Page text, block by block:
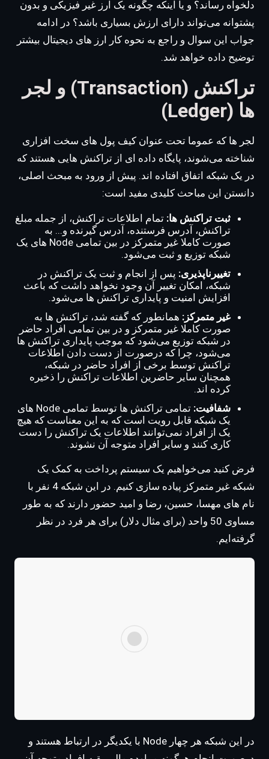
دلخواه رساند؟ و یا اینکه چگونه یک ارز غیر فیزیکی و بدون
پشتوانه می‌تواند دارای ارزش بسیاری باشد؟ در ادامه
جواب این سوال و راجع به نحوه کار ارز های دیجیتال بیشتر
توضیح داده خواهد شد.
تراکنش (Transaction) و لجر
ها (Ledger)
لجر ها که عموما تحت عنوان کیف پول های سخت افزاری
شناخته می‌شوند، پایگاه داده ای از تراکنش هایی هستند که
در یک شبکه اتفاق افتاده اند. پیش از ورود به مبحث اصلی،
دانستن این مباحث کلیدی مفید است:
ثبت تراکنش ها: تمام اطلاعات تراکنش، از جمله مبلغ
تراکنش، آدرس فرستنده، آدرس گیرنده و... به
صورت کاملا غیر متمرکز در بین تمامی Node های یک
شبکه توزیع و ثبت می‌شود.
تغییرناپذیری: پس از انجام و ثبت یک تراکنش در
شبکه، امکان تغییر آن وجود نخواهد داشت که باعث
افزایش امنیت و پایداری تراکنش ها می‌شود.
غیر متمرکز: همانطور که گفته شد، تراکنش ها به
صورت کاملا غیر متمرکز و در بین تمامی افراد حاضر
در شبکه توزیع می‌شود که موجب پایداری تراکنش ها
می‌شود، چرا که درصورت از دست دادن اطلاعات
تراکنش توسط برخی از افراد حاضر در شبکه،
همچنان سایر حاضرین اطلاعات تراکنش را ذخیره
کرده اند.
شفافیت:
تمامی تراکنش ها توسط تمامی Node های
یک شبکه قابل رویت است که به این معناست که هیچ
یک از افراد نمی‌توانند اطلاعات یک تراکنش را دست
کاری کنند و سایر افراد متوجه آن نشوند.
فرض کنید می‌خواهیم یک سیستم پرداخت به کمک یک
شبکه غیر متمرکز پیاده سازی کنیم. در این شبکه 4 نفر با
نام های مهسا، حسین، رضا و امید حضور دارند که به طور
مساوی 50 واحد (برای مثال دلار) برای هر فرد در نظر
گرفته‌ایم.
در این شبکه هر چهار Node با یکدیگر در ارتباط هستند و